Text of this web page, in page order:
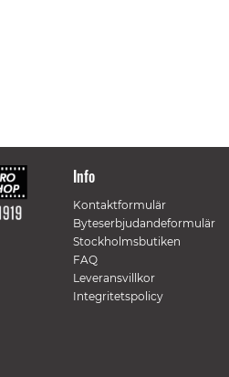
Info
Kontaktformulär
Byteserbjudandeformulär
Stockholmsbutiken
FAQ
Leveransvillkor
Integritetspolicy